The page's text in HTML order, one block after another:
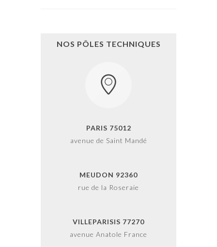
NOS PÔLES TECHNIQUES
PARIS 75012
avenue de Saint Mandé
MEUDON 92360
rue de la Roseraie
VILLEPARISIS 77270
avenue Anatole France